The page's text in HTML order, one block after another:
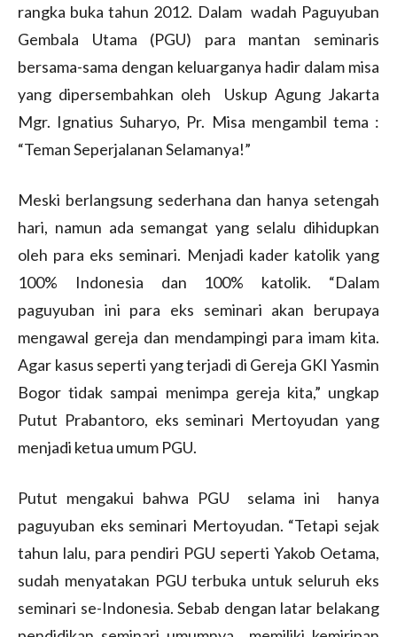
rangka buka tahun 2012. Dalam wadah Paguyuban
Gembala Utama (PGU) para mantan seminaris
bersama-sama dengan keluarganya hadir dalam misa
yang dipersembahkan oleh Uskup Agung Jakarta
Mgr. Ignatius Suharyo, Pr. Misa mengambil tema :
“Teman Seperjalanan Selamanya!”
Meski berlangsung sederhana dan hanya setengah
hari, namun ada semangat yang selalu dihidupkan
oleh para eks seminari. Menjadi kader katolik yang
100% Indonesia dan 100% katolik. “Dalam
paguyuban ini para eks seminari akan berupaya
mengawal gereja dan mendampingi para imam kita.
Agar kasus seperti yang terjadi di Gereja GKI Yasmin
Bogor tidak sampai menimpa gereja kita,” ungkap
Putut Prabantoro, eks seminari Mertoyudan yang
menjadi ketua umum PGU.
Putut mengakui bahwa PGU selama ini hanya
paguyuban eks seminari Mertoyudan. “Tetapi sejak
tahun lalu, para pendiri PGU seperti Yakob Oetama,
sudah menyatakan PGU terbuka untuk seluruh eks
seminari se-Indonesia. Sebab dengan latar belakang